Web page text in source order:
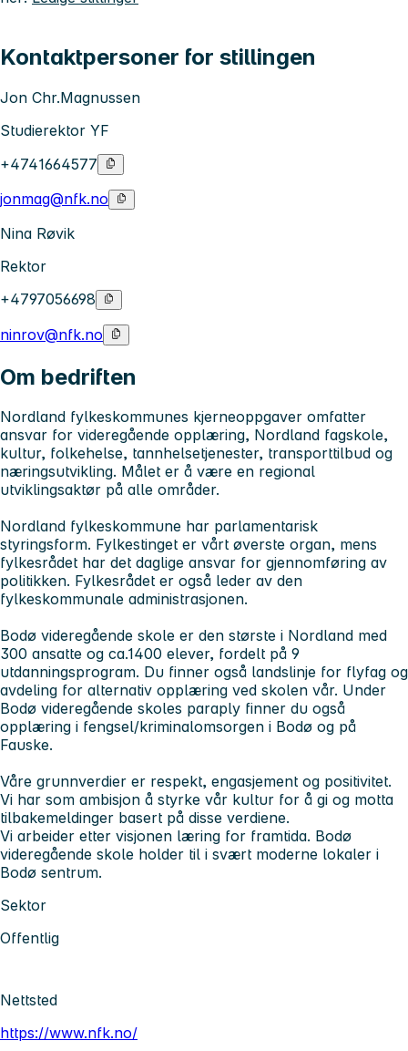
Kontaktpersoner for stillingen
Jon Chr.Magnussen
Studierektor YF
+4741664577
jonmag@nfk.no
Nina Røvik
Rektor
+4797056698
ninrov@nfk.no
Om bedriften
Nordland fylkeskommunes kjerneoppgaver omfatter
ansvar for videregående opplæring, Nordland fagskole,
kultur, folkehelse, tannhelsetjenester, transporttilbud og
næringsutvikling. Målet er å være en regional
utviklingsaktør på alle områder.
Nordland fylkeskommune har parlamentarisk
styringsform. Fylkestinget er vårt øverste organ, mens
fylkesrådet har det daglige ansvar for gjennomføring av
politikken. Fylkesrådet er også leder av den
fylkeskommunale administrasjonen.
Bodø videregående skole er den største i Nordland med
300 ansatte og ca.1400 elever, fordelt på 9
utdanningsprogram. Du finner også landslinje for flyfag og
avdeling for alternativ opplæring ved skolen vår. Under
Bodø videregående skoles paraply finner du også
opplæring i fengsel/kriminalomsorgen i Bodø og på
Fauske.
Våre grunnverdier er respekt, engasjement og positivitet.
Vi har som ambisjon å styrke vår kultur for å gi og motta
tilbakemeldinger basert på disse verdiene.
Vi arbeider etter visjonen læring for framtida. Bodø
videregående skole holder til i svært moderne lokaler i
Bodø sentrum.
Sektor
Offentlig
Nettsted
https://www.nfk.no/